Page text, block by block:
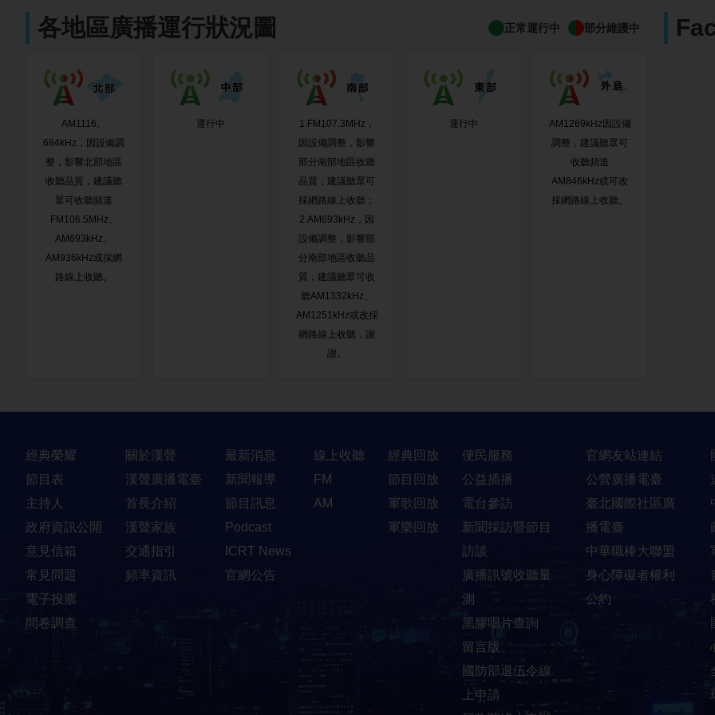
各地區廣播運行狀況圖 正常運行中 部分維護中
AM1116、
684kHz，因設備調
整，影響北部地區
收聽品質，建議聽
眾可收聽頻道
FM106.5MHz、
AM693kHz、
AM936kHz或採網
路線上收聽。
運行中
1.FM107.3MHz，
因設備調整，影響
部分南部地區收聽
品質，建議聽眾可
採網路線上收聽；
2.AM693kHz，因
設備調整，影響部
分南部地區收聽品
質，建議聽眾可收
聽AM1332kHz、
AM1251kHz或改採
網路線上收聽，謝
謝。
運行中
AM1269kHz因設備
調整，建議聽眾可
收聽頻道
AM846kHz或可改
採網路線上收聽。
快速連結
經典榮耀
節目表
主持人
政府資訊公開
意見信箱
常見問題
電子投票
問卷調查
關於漢聲
漢聲廣播電臺
首長介紹
漢聲家族
交通指引
頻率資訊
最新消息
新聞報導
節目訊息
Podcast
ICRT News
官網公告
線上收聽
FM
AM
經典回放
節目回放
軍歌回放
軍樂回放
便民服務
公益插播
電台參訪
新聞採訪暨節目
訪談
廣播訊號收聽量
測
黑膠唱片查詢
留言版
國防部退伍令線
上申請
官網友站連結
公營廣播電臺
臺北國際社區廣
播電臺
中華職棒大聯盟
身心障礙者權利
公約